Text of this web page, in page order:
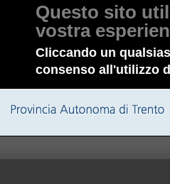
Questo sito
vostra
Cliccando un
consenso all'utilizzo